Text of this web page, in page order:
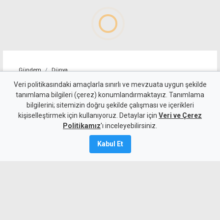
Gündem Dünya
ABD, İran'a yönelik bazı
yaptırımları kaldırdı
Veri politikasındaki amaçlarla sınırlı ve mevzuata uygun şekilde
tanımlama bilgileri (çerez) konumlandırmaktayız. Tanımlama
bilgilerini; sitemizin doğru şekilde çalışması ve içerikleri
kişiselleştirmek için kullanıyoruz. Detaylar için Veri ve Çerez
Politikamız'ı inceleyebilirsiniz.
Kabul Et